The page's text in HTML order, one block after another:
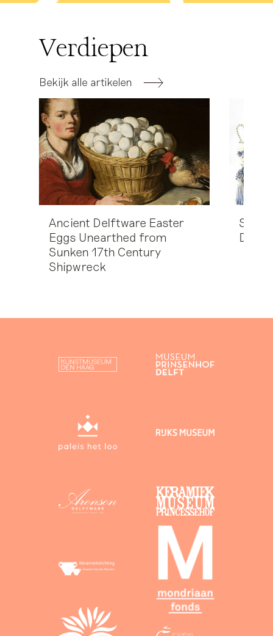
Verdiepen
Bekijk alle artikelen
Ancient Delftware Easter
Eggs Unearthed from
Sunken 17th Century
Shipwreck